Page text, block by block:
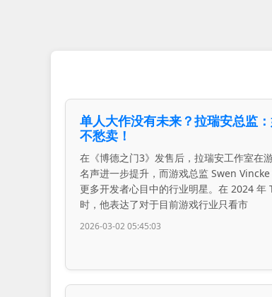
单人大作没有未来？拉瑞安总监
不愁卖！
在《博德之门3》发售后，拉瑞安工作室在
名声进一步提升，而游戏总监 Swen Vincke
更多开发者心目中的行业明星。在 2024 年
时，他表达了对于目前游戏行业只看市
2026-03-02 05:45:03